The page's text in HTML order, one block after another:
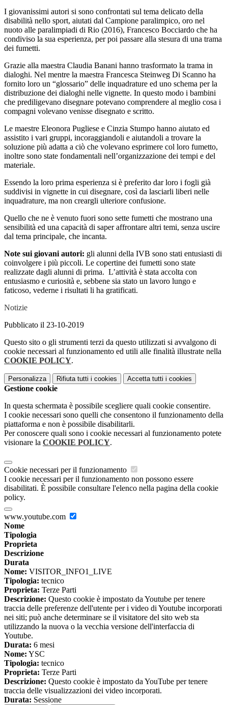
I giovanissimi autori si sono confrontati sul tema delicato della
disabilità nello sport, aiutati dal Campione paralimpico, oro nel
nuoto alle paralimpiadi di Rio (2016), Francesco Bocciardo che ha
condiviso la sua esperienza, per poi passare alla stesura di una trama
dei fumetti.
Grazie alla maestra Claudia Banani hanno trasformato la trama in
dialoghi. Nel mentre la maestra Francesca Steinweg Di Scanno ha
fornito loro un “glossario” delle inquadrature ed uno schema per la
distribuzione dei dialoghi nelle vignette. In questo modo i bambini
che prediligevano disegnare potevano comprendere al meglio cosa i
compagni volevano venisse disegnato e scritto.
Le maestre Eleonora Pugliese e Cinzia Stumpo hanno aiutato ed
assistito i vari gruppi, incoraggiandoli e aiutandoli a trovare la
soluzione più adatta a ciò che volevano esprimere col loro fumetto,
inoltre sono state fondamentali nell’organizzazione dei tempi e del
materiale.
Essendo la loro prima esperienza si è preferito dar loro i fogli già
suddivisi in vignette in cui disegnare, così da lasciarli liberi nelle
inquadrature, ma non creargli ulteriore confusione.
Quello che ne è venuto fuori sono sette fumetti che mostrano una
sensibilità ed una capacità di saper affrontare altri temi, senza uscire
dal tema principale, che incanta.
Note sui giovani autori: gli alunni della IVB sono stati entusiasti di
coinvolgere i più piccoli. Le copertine dei fumetti sono state
realizzate dagli alunni di prima. L’attività è stata accolta con
entusiasmo e curiosità e, sebbene sia stato un lavoro lungo e
faticoso, vederne i risultati li ha gratificati.
Notizie
Pubblicato il 23-10-2019
Questo sito o gli strumenti terzi da questo utilizzati si avvalgono di
cookie necessari al funzionamento ed utili alle finalità illustrate nella
COOKIE POLICY.
Personalizza Rifiuta tutti i cookies Accetta tutti i cookies
Gestione cookie
In questa schermata è possibile scegliere quali cookie consentire.
I cookie necessari sono quelli che consentono il funzionamento della
piattaforma e non è possibile disabilitarli.
Per conoscere quali sono i cookie necessari al funzionamento potete
visionare la COOKIE POLICY.
Cookie necessari per il funzionamento
I cookie necessari per il funzionamento non possono essere
disabilitati. È possibile consultare l'elenco nella pagina della cookie
policy.
www.youtube.com
Nome
Tipologia
Proprieta
Descrizione
Durata
Nome: VISITOR_INFO1_LIVE
Tipologia: tecnico
Proprieta: Terze Parti
Descrizione: Questo cookie è impostato da Youtube per tenere
traccia delle preferenze dell'utente per i video di Youtube incorporati
nei siti; può anche determinare se il visitatore del sito web sta
utilizzando la nuova o la vecchia versione dell'interfaccia di
Youtube.
Durata: 6 mesi
Nome: YSC
Tipologia: tecnico
Proprieta: Terze Parti
Descrizione: Questo cookie è impostato da YouTube per tenere
traccia delle visualizzazioni dei video incorporati.
Durata: Sessione